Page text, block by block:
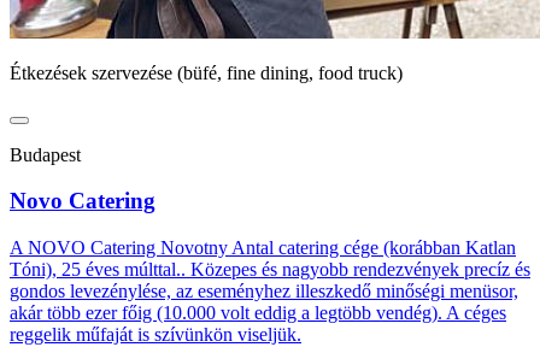
Étkezések szervezése (büfé, fine dining, food truck)
Budapest
Novo Catering
A NOVO Catering Novotny Antal catering cége (korábban Katlan
Tóni), 25 éves múlttal.. Közepes és nagyobb rendezvények precíz és
gondos levezénylése, az eseményhez illeszkedő minőségi menüsor,
akár több ezer főig (10.000 volt eddig a legtöbb vendég). A céges
reggelik műfaját is szívünkön viseljük.